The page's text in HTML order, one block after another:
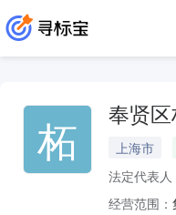
柘 奉贤
上海市
法定代表人
经营范围：